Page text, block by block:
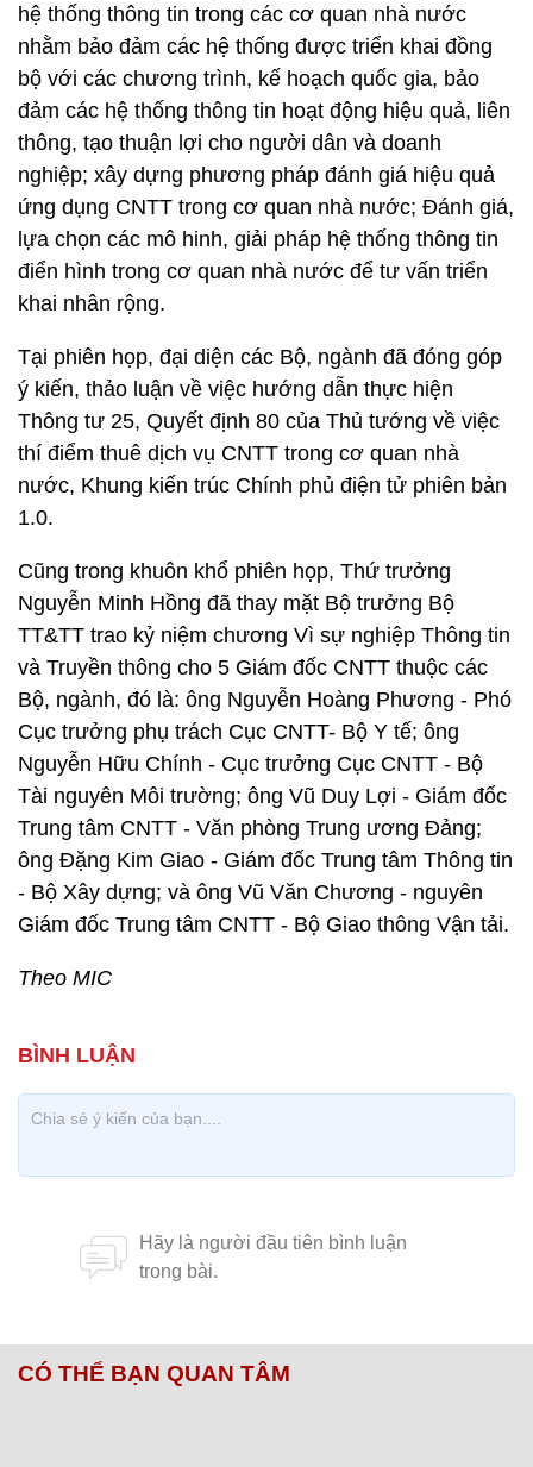
hệ thống thông tin trong các cơ quan nhà nước
nhằm bảo đảm các hệ thống được triển khai đồng
bộ với các chương trình, kế hoạch quốc gia, bảo
đảm các hệ thống thông tin hoạt động hiệu quả, liên
thông, tạo thuận lợi cho người dân và doanh
nghiệp; xây dựng phương pháp đánh giá hiệu quả
ứng dụng CNTT trong cơ quan nhà nước; Đánh giá,
lựa chọn các mô hinh, giải pháp hệ thống thông tin
điển hình trong cơ quan nhà nước để tư vấn triển
khai nhân rộng.
Tại phiên họp, đại diện các Bộ, ngành đã đóng góp
ý kiến, thảo luận về việc hướng dẫn thực hiện
Thông tư 25, Quyết định 80 của Thủ tướng về việc
thí điểm thuê dịch vụ CNTT trong cơ quan nhà
nước, Khung kiến trúc Chính phủ điện tử phiên bản
1.0.
Cũng trong khuôn khổ phiên họp, Thứ trưởng
Nguyễn Minh Hồng đã thay mặt Bộ trưởng Bộ
TT&TT trao kỷ niệm chương Vì sự nghiệp Thông tin
và Truyền thông cho 5 Giám đốc CNTT thuộc các
Bộ, ngành, đó là: ông Nguyễn Hoàng Phương - Phó
Cục trưởng phụ trách Cục CNTT- Bộ Y tế; ông
Nguyễn Hữu Chính - Cục trưởng Cục CNTT - Bộ
Tài nguyên Môi trường; ông Vũ Duy Lợi - Giám đốc
Trung tâm CNTT - Văn phòng Trung ương Đảng;
ông Đặng Kim Giao - Giám đốc Trung tâm Thông tin
- Bộ Xây dựng; và ông Vũ Văn Chương - nguyên
Giám đốc Trung tâm CNTT - Bộ Giao thông Vận tải.
Theo MIC
CÓ THỂ BẠN QUAN TÂM